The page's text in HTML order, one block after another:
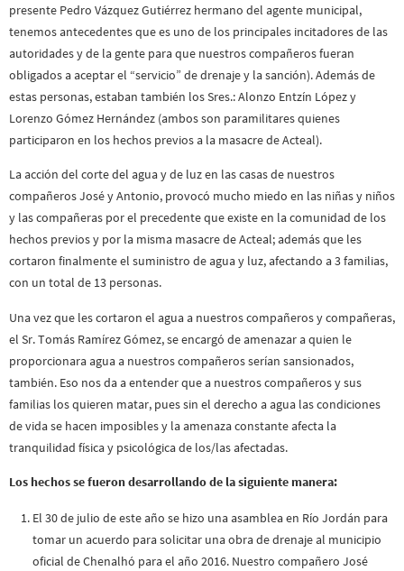
presente Pedro Vázquez Gutiérrez hermano del agente municipal,
tenemos antecedentes que es uno de los principales incitadores de las
autoridades y de la gente para que nuestros compañeros fueran
obligados a aceptar el “servicio” de drenaje y la sanción). Además de
estas personas, estaban también los Sres.: Alonzo Entzín López y
Lorenzo Gómez Hernández (ambos son paramilitares quienes
participaron en los hechos previos a la masacre de Acteal).
La acción del corte del agua y de luz en las casas de nuestros
compañeros José y Antonio, provocó mucho miedo en las niñas y niños
y las compañeras por el precedente que existe en la comunidad de los
hechos previos y por la misma masacre de Acteal; además que les
cortaron finalmente el suministro de agua y luz, afectando a 3 familias,
con un total de 13 personas.
Una vez que les cortaron el agua a nuestros compañeros y compañeras,
el Sr. Tomás Ramírez Gómez, se encargó de amenazar a quien le
proporcionara agua a nuestros compañeros serían sansionados,
también. Eso nos da a entender que a nuestros compañeros y sus
familias los quieren matar, pues sin el derecho a agua las condiciones
de vida se hacen imposibles y la amenaza constante afecta la
tranquilidad física y psicológica de los/las afectadas.
Los hechos se fueron desarrollando de la siguiente manera:
El 30 de julio de este año se hizo una asamblea en Río Jordán para
tomar un acuerdo para solicitar una obra de drenaje al municipio
oficial de Chenalhó para el año 2016. Nuestro compañero José